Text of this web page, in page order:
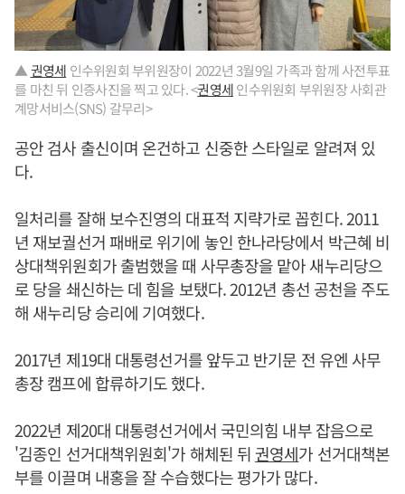
▲권영세 인수위원회 부위원장이 2022년 3월9일 가족과 함께 사전투표
를 마친 뒤 인증사진을 찍고 있다. <권영세인수위원회 부위원장 사회관
계망서비스(SNS) 갈무리>
공안 검사 출신이며 온건하고 신중한 스타일로 알려져 있
다.
일처리를 잘해 보수진영의 대표적 지략가로 꼽힌다. 2011
년 재보궐선거 패배로 위기에 놓인 한나라당에서 박근혜 비
상대책위원회가 출범했을 때 사무총장을 맡아 새누리당으
로 당을 쇄신하는 데 힘을 보탰다. 2012년 총선 공천을 주도
해 새누리당 승리에 기여했다.
2017년 제19대 대통령선거를 앞두고 반기문 전 유엔 사무
총장 캠프에 합류하기도 했다.
2022년 제20대 대통령선거에서 국민의힘 내부 잡음으로
'김종인 선거대책위원회'가 해체된 뒤 권영세가 선거대책본
부를 이끌며 내홍을 잘 수습했다는 평가가 많다.